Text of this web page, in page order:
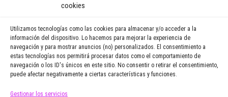
cookies
Utilizamos tecnologías como las cookies para almacenar y/o acceder a la
información del dispositivo. Lo hacemos para mejorar la experiencia de
navegación y para mostrar anuncios (no) personalizados. El consentimiento a
estas tecnologías nos permitirá procesar datos como el comportamiento de
navegación o los ID's únicos en este sitio. No consentir o retirar el consentimiento,
puede afectar negativamente a ciertas características y funciones.
Gestionar los servicios
noticias y reportajes que
Email Address